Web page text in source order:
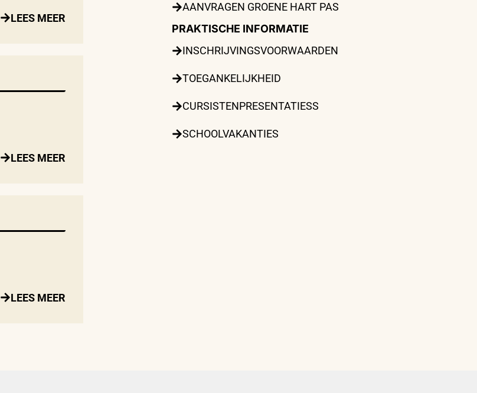
LEES MEER
LEES MEER
LEES MEER
AANVRAGEN GROENE HART PAS
PRAKTISCHE INFORMATIE
INSCHRIJVINGSVOORWAARDEN
TOEGANKELIJKHEID
CURSISTENPRESENTATIESS
SCHOOLVAKANTIES